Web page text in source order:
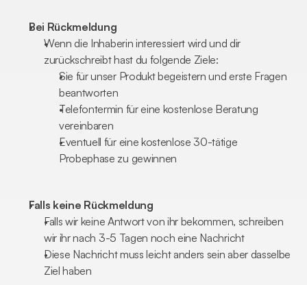
Bei Rückmeldung
Wenn die Inhaberin interessiert wird und dir
zurückschreibt hast du folgende Ziele:
Sie für unser Produkt begeistern und erste Fragen
beantworten
Telefontermin für eine kostenlose Beratung
vereinbaren
Eventuell für eine kostenlose 30-tätige
Probephase zu gewinnen
Falls keine Rückmeldung
Falls wir keine Antwort von ihr bekommen, schreiben
wir ihr nach 3-5 Tagen noch eine Nachricht
Diese Nachricht muss leicht anders sein aber dasselbe
Ziel haben